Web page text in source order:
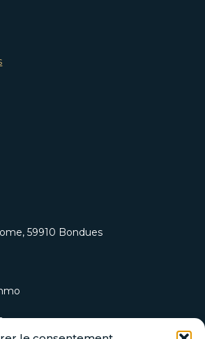
59910 Bondues
à notre newsletter